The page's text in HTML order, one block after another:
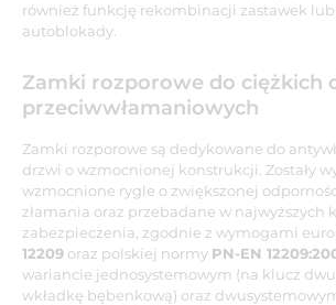
również funkcję rekombinacji zastawek lub
autoblokady.
Zamki rozporowe do ciężkich
przeciwwłamaniowych
Zamki rozporowe są dedykowane do
drzwi o wzmocnionej konstrukcji. Zostały
wzmocnione rygle o zwiększonej
złamania oraz przebadane w najwyższych
zabezpieczenia, zgodnie z wymogami
12209 oraz polskiej normy PN-EN
wariancie jednosystemowym (na klucz
wkładkę bębenkową) oraz